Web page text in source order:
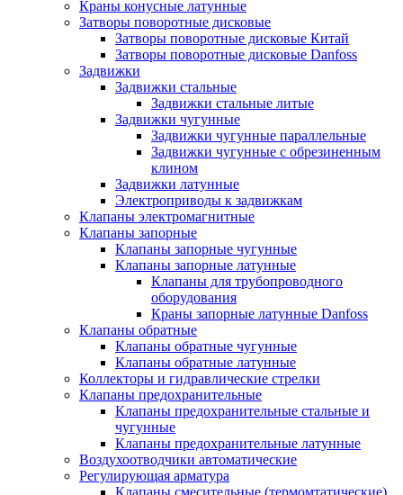
Краны конусные латунные
Затворы поворотные дисковые
Затворы поворотные дисковые Китай
Затворы поворотные дисковые Danfoss
Задвижки
Задвижки стальные
Задвижки стальные литые
Задвижки чугунные
Задвижки чугунные параллельные
Задвижки чугунные с обрезиненным
клином
Задвижки латунные
Электроприводы к задвижкам
Клапаны электромагнитные
Клапаны запорные
Клапаны запорные чугунные
Клапаны запорные латунные
Клапаны для трубопроводного
оборудования
Краны запорные латунные Danfoss
Клапаны обратные
Клапаны обратные чугунные
Клапаны обратные латунные
Коллекторы и гидравлические стрелки
Клапаны предохранительные
Клапаны предохранительные стальные и
чугунные
Клапаны предохранительные латунные
Воздухоотводчики автоматические
Регулирующая арматура
Клапаны смесительные (термомтатические)